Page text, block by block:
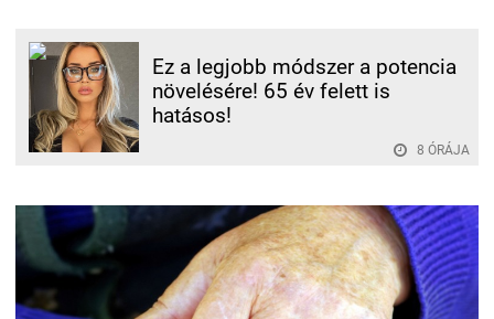
Ez a legjobb módszer a potencia
növelésére! 65 év felett is
hatásos!
8 ÓRÁJA